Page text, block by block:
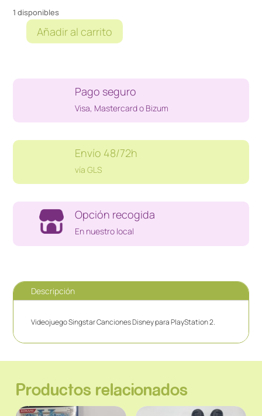
1 disponibles
SINGSTAR
PS2
Añadir al carrito
Pago seguro
Visa, Mastercard o Bizum
Envío 48/72h
vía GLS
Opción recogida
En nuestro local
Descripción
Videojuego Singstar Canciones Disney para PlayStation 2.
Productos relacionados